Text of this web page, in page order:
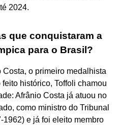
2024.
que conquistaram a
para o Brasil?
o primeiro medalhista
histórico, Toffoli chamou
Afrânio Costa já atuou no
como ministro do Tribunal
1962) e já foi eleito membro